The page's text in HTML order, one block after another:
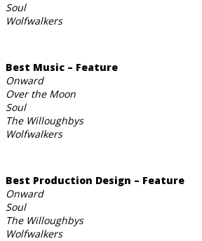
Soul
Wolfwalkers
Best Music – Feature
Onward
Over the Moon
Soul
The Willoughbys
Wolfwalkers
Best Production Design – Feature
Onward
Soul
The Willoughbys
Wolfwalkers